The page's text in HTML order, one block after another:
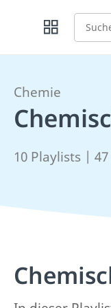
Suche
Chemie
10 Playlists |